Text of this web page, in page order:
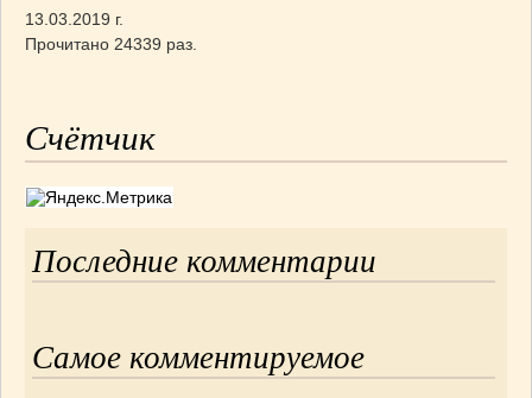
13.03.2019 г.
Прочитано 24339 раз.
Счётчик
Последние комментарии
Самое комментируемое